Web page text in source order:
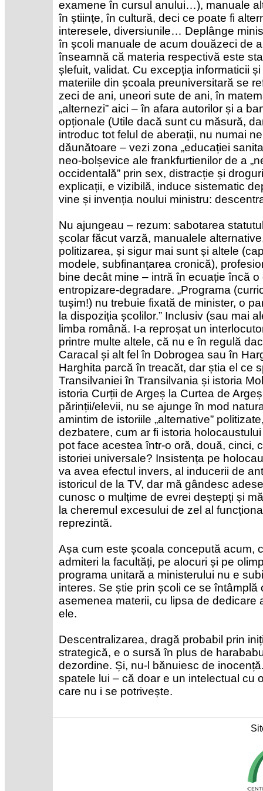
examene în cursul anului…), manuale
în științe, în cultură, deci ce poate fi
interesele, diversiunile… Deplânge
în școli manuale de acum douăzeci de
înseamnă că materia respectivă este
șlefuit, validat. Cu excepția informaticii
materiile din școala preuniversitară se
zeci de ani, uneori sute de ani, în
„alternezi” aici – în afara autorilor și a
opționale (Utile dacă sunt cu măsură,
introduc tot felul de aberații, nu numai
dăunătoare – vezi zona „educației
neo-bolșevice ale frankfurtienilor de a
occidentală” prin sex, distracție și
explicații, e vizibilă, induce sistematic
vine și invenția noului ministru:
Nu ajungeau – rezum: sabotarea
școlar făcut varză, manualele
politizarea, și sigur mai sunt și altele
modele, subfinanțarea cronică),
bine decât mine – intră în ecuație încă
entropizare-degradare. „Programa
tușim!) nu trebuie fixată de minister, o
la dispoziția școlilor.” Inclusiv (sau mai
limba română. I-a reproșat un
printre multe altele, că nu e în regulă
Caracal și alt fel în Dobrogea sau în
Harghita parcă în treacăt, dar știa el ce
Transilvaniei în Transilvania și istoria
istoria Curții de Argeș la Curtea de
părinții/elevii, nu se ajunge în mod
amintim de istoriile „alternative”
dezbatere, cum ar fi istoria
pot face acestea într-o oră, două, cinci,
istoriei universale? Insistența pe
va avea efectul invers, al inducerii de
istoricul de la TV, dar mă gândesc
cunosc o mulțime de evrei deștepți și
la cheremul excesului de zel al
reprezintă.
Așa cum este școala concepută acum,
admiteri la facultăți, pe alocuri și pe
programa unitară a ministerului nu e
interes. Se știe prin școli ce se întâmplă
asemenea materii, cu lipsa de dedicare
ele.
Descentralizarea, dragă probabil prin
strategică, e o sursă în plus de
dezordine. Și, nu-l bănuiesc de
spatele lui – că doar e un intelectual
care nu i se potrivește.